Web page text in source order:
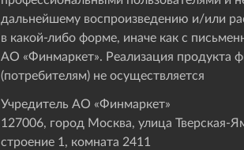
дальнейшему воспроизведению и/или
в какой-либо форме, иначе как с
АО «Финмаркет». Реализация продукта
(потребителям) не осуществляется
Учредитель АО «Финмаркет»
127006, город Москва, улица Тверская-
строение 1, комната 2411